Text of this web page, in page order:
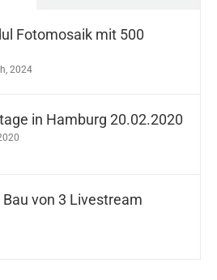
Fotomosaik mit 500
2024
in Hamburg 20.02.2020
von 3 Livestream